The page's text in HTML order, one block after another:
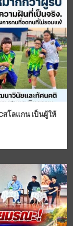
โลแกน เป็นผู้ให้